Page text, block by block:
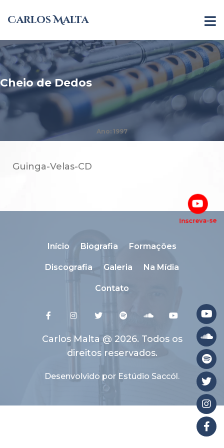
Carlos Malta
Inscreva-se
Cheio de Dedos
Ano: 1997
Guinga-Velas-CD
Início Biografia Formações
Discografia Galeria Na Mídia
Contato
Carlos Malta @ 2026. Todos os
direitos reservados.
Desenvolvido por Estúdio Saccól.